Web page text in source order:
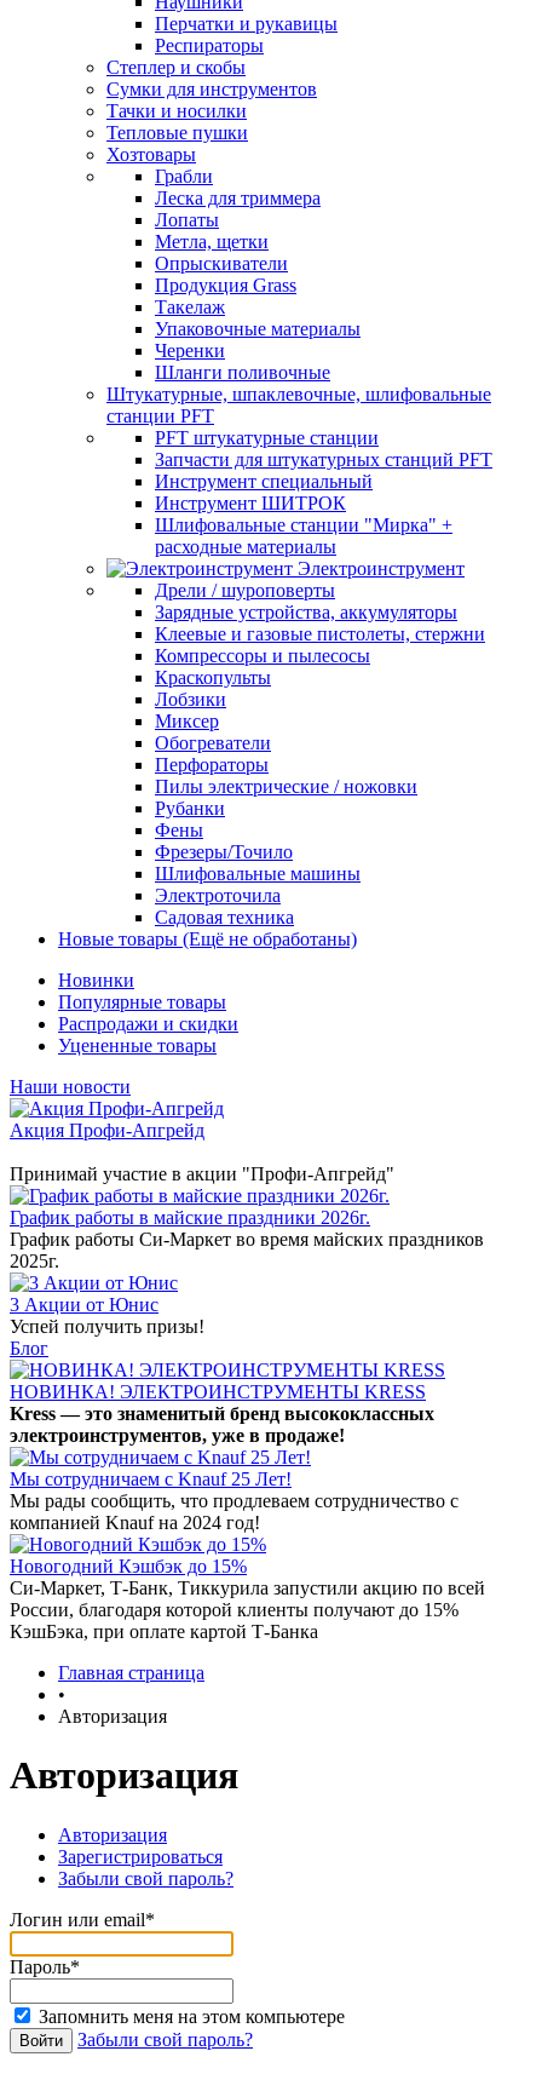
Перчатки и рукавицы
Респираторы
Степлер и скобы
Сумки для инструментов
Тачки и носилки
Тепловые пушки
Хозтовары
Грабли
Леска для триммера
Лопаты
Метла, щетки
Опрыскиватели
Продукция Grass
Такелаж
Упаковочные материалы
Черенки
Шланги поливочные
Штукатурные, шпаклевочные, шлифовальные
станции PFT
PFT штукатурные станции
Запчасти для штукатурных станций PFT
Инструмент специальный
Инструмент ШИТРОК
Шлифовальные станции "Мирка" +
расходные материалы
Электроинструмент
Дрели / шуроповерты
Зарядные устройства, аккумуляторы
Клеевые и газовые пистолеты, стержни
Компрессоры и пылесосы
Краскопульты
Лобзики
Миксер
Обогреватели
Перфораторы
Пилы электрические / ножовки
Рубанки
Фены
Фрезеры/Точило
Шлифовальные машины
Электроточила
Садовая техника
Новые товары (Ещё не обработаны)
Новинки
Популярные товары
Распродажи и скидки
Уцененные товары
Наши новости
Акция Профи-Апгрейд
Принимай участие в акции "Профи-Апгрейд"
График работы в майские праздники 2026г.
График работы Си-Маркет во время майских праздников
2025г.
3 Акции от Юнис
Успей получить призы!
Блог
НОВИНКА! ЭЛЕКТРОИНСТРУМЕНТЫ KRESS
Kress — это знаменитый бренд высококлассных
электроинструментов, уже в продаже!
Мы сотрудничаем с Knauf 25 Лет!
Мы рады сообщить, что продлеваем сотрудничество с
компанией Knauf на 2024 год!
Новогодний Кэшбэк до 15%
Си-Маркет, Т-Банк, Тиккурила запустили акцию по всей
России, благодаря которой клиенты получают до 15%
КэшБэка, при оплате картой Т-Банка
Главная страница
•
Авторизация
Авторизация
Авторизация
Зарегистрироваться
Забыли свой пароль?
Логин или email*
Пароль*
Запомнить меня на этом компьютере
Забыли свой пароль?